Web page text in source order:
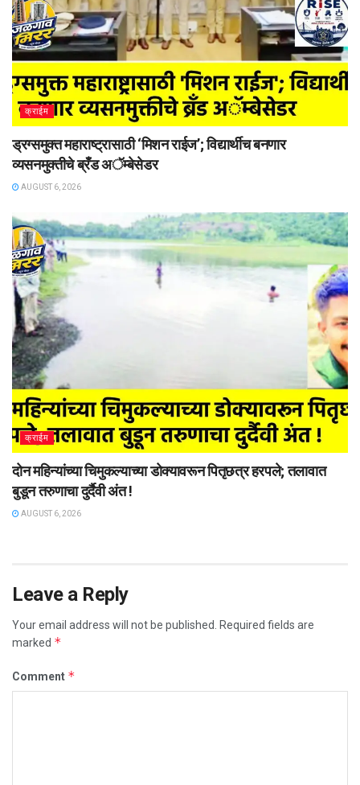
क्राईम
ड्रग्समुक्त महाराष्ट्रासाठी ‘मिशन राईज’; विद्यार्थीच बनणार
व्यसनमुक्तीचे ब्रँड अॅम्बेसेडर
AUGUST 6, 2026
क्राईम
दोन महिन्यांच्या चिमुकल्याच्या डोक्यावरून पितृछत्र हरपले; तलावात
बुडून तरुणाचा दुर्दैवी अंत !
AUGUST 6, 2026
Leave a Reply
Your email address will not be published.
Required fields are
marked *
Comment *